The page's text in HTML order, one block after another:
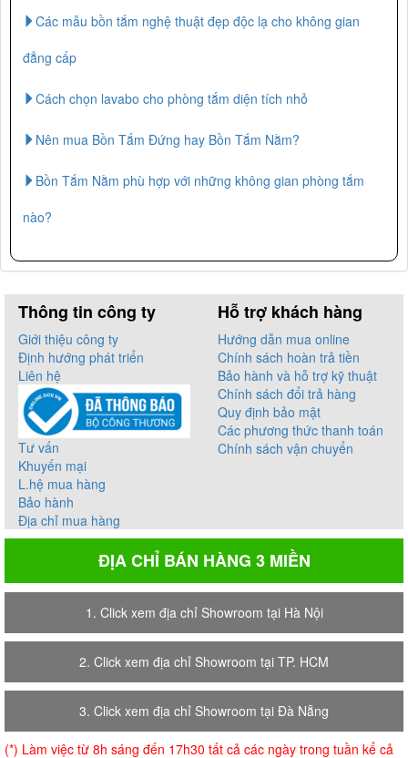
Các mẫu bồn tắm nghệ thuật đẹp độc lạ cho không gian
đẳng cấp
Cách chọn lavabo cho phòng tắm diện tích nhỏ
Nên mua Bồn Tắm Đứng hay Bồn Tắm Nằm?
Bồn Tắm Nằm phù hợp với những không gian phòng tắm
nào?
Thông tin công ty
Giới thiệu công ty
Định hướng phát triển
Liên hệ
Tư vấn
Khuyến mại
L.hệ mua hàng
Bảo hành
Địa chỉ mua hàng
Hỗ trợ khách hàng
Hướng dẫn mua online
Chính sách hoàn trả tiền
Bảo hành và hỗ trợ kỹ thuật
Chính sách đổi trả hàng
Quy định bảo mật
Các phương thức thanh toán
Chính sách vận chuyển
ĐỊA CHỈ BÁN HÀNG 3 MIỀN
1. Click xem địa chỉ Showroom tại Hà Nội
2. Click xem địa chỉ Showroom tại TP. HCM
3. Click xem địa chỉ Showroom tại Đà Nẵng
(*) Làm việc từ 8h sáng đến 17h30 tất cả các ngày trong tuần kể cả